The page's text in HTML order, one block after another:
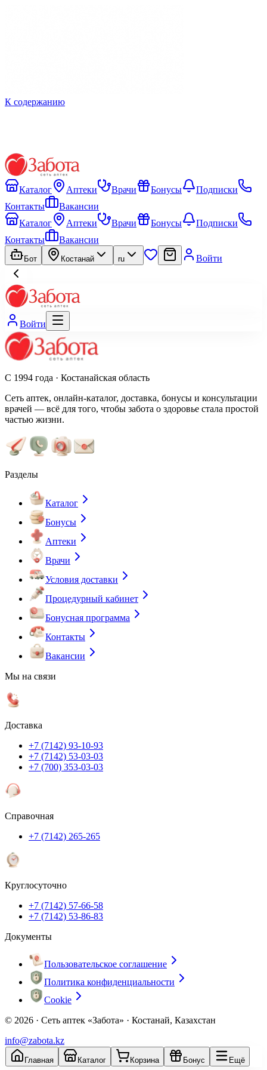
К содержанию
Каталог Аптеки Врачи Бонусы
Подписки
Контакты
Вакансии
Каталог
Аптеки Врачи Бонусы
Подписки
Контакты
Вакансии
Бот Костанай ru Войти
Войти
С 1994 года · Костанайская область
Сеть аптек, онлайн-каталог, доставка, бонусы и консультации
врачей — всё для того, чтобы забота о здоровье стала простой
частью жизни.
Разделы
Каталог
Бонусы
Аптеки
Врачи
Условия доставки
Процедурный кабинет
Бонусная программа
Контакты
Вакансии
Мы на связи
Доставка
+7 (7142) 93-10-93
+7 (7142) 53-03-03
+7 (700) 353-03-03
Справочная
+7 (7142) 265-265
Круглосуточно
+7 (7142) 57-66-58
+7 (7142) 53-86-83
Документы
Пользовательское соглашение
Политика конфиденциальности
Cookie
© 2026 · Сеть аптек «Забота» · Костанай, Казахстан
info@zabota.kz
Главная Каталог Корзина Бонус Ещё